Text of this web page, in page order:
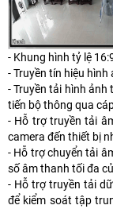
- Khung hình tỷ lệ
- Truyền tín hiệu hình
- Truyền tải hình
tiến bộ thông qua
- Hỗ trợ truyền tải
camera đến thiết bị
- Hỗ trợ chuyển tải
số âm thanh tối đa
- Hỗ trợ truyền tải
để kiểm soát tập